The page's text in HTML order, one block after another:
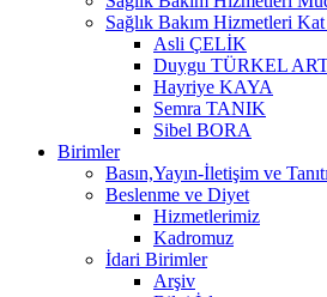
Sağlık Bakım Hizmetleri
Asli ÇELİK
Duygu TÜRKEL
Hayriye KAYA
Semra TANIK
Sibel BORA
Birimler
Basın,Yayın-İletişim ve
Beslenme ve Diyet
Hizmetlerimiz
Kadromuz
İdari Birimler
Arşiv